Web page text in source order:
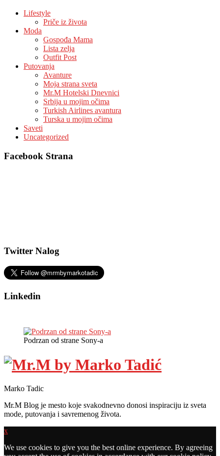
Lifestyle
Priče iz života
Moda
Gospođa Mama
Lista zelja
Outfit Post
Putovanja
Avanture
Moja strana sveta
Mr.M Hotelski Dnevnici
Srbija u mojim očima
Turkish Airlines avantura
Turska u mojim očima
Saveti
Uncategorized
Facebook Strana
Twitter Nalog
Linkedin
Podrzan od strane Sony-a
Marko Tadic
Mr.M Blog je mesto koje svakodnevno donosi inspiraciju iz sveta
mode, putovanja i savremenog života.
x
We use cookies to give you the best online experience. By agreeing